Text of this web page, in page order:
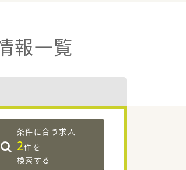
報一覧
条件に合う求人
2件を
検索する